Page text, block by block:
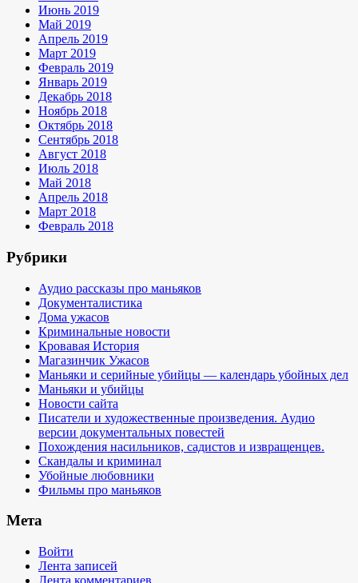
Июнь 2019
Май 2019
Апрель 2019
Март 2019
Февраль 2019
Январь 2019
Декабрь 2018
Ноябрь 2018
Октябрь 2018
Сентябрь 2018
Август 2018
Июль 2018
Май 2018
Апрель 2018
Март 2018
Февраль 2018
Рубрики
Аудио рассказы про маньяков
Документалистика
Дома ужасов
Криминальные новости
Кровавая История
Магазинчик Ужасов
Маньяки и серийные убийцы — календарь убойных дел
Маньяки и убийцы
Новости сайта
Писатели и художественные произведения. Аудио
версии документальных повестей
Похождения насильников, садистов и извращенцев.
Скандалы и криминал
Убойные любовники
Фильмы про маньяков
Мета
Войти
Лента записей
Лента комментариев